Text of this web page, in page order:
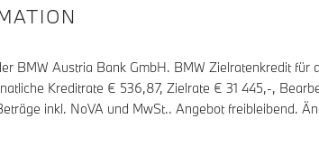
BMW Austria Bank GmbH. BMW Zielratenkredit
Kreditrate € 536,87, Zielrate € 31 445,-,
inkl. NoVA und MwSt.. Angebot freibleibend.